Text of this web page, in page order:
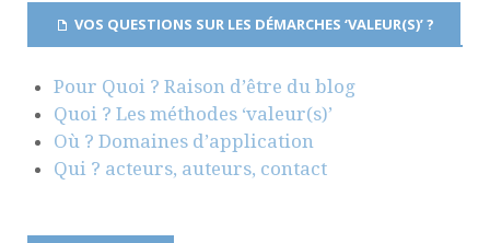
VOS QUESTIONS SUR LES DÉMARCHES ‘VALEUR(S)’ ?
Pour Quoi ? Raison d’être du blog
Quoi ? Les méthodes ‘valeur(s)’
Où ? Domaines d’application
Qui ? acteurs, auteurs, contact